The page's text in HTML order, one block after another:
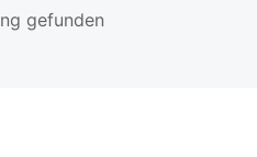
gefunden